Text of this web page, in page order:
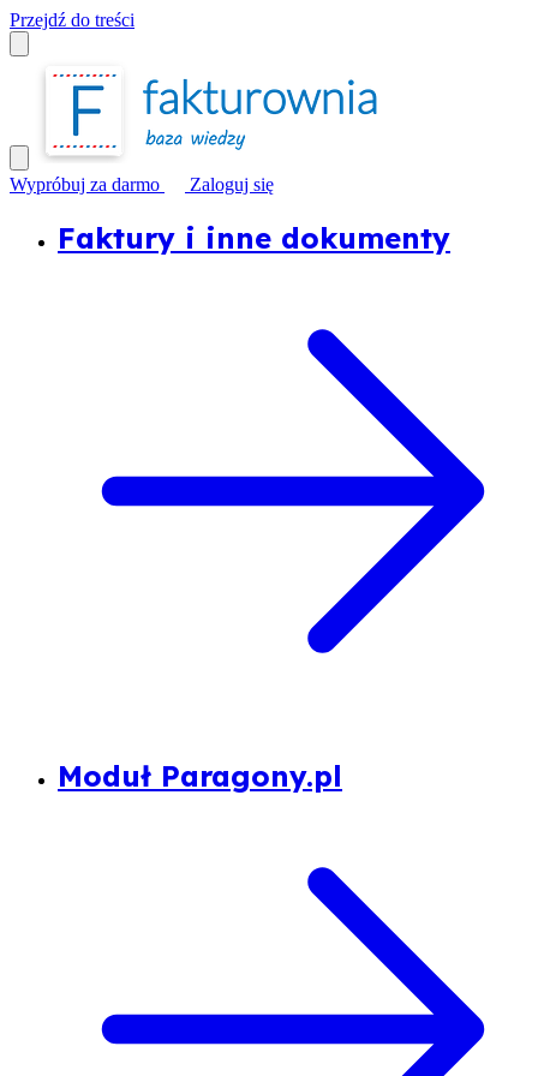
Przejdź do treści
Wypróbuj za darmo Zaloguj się
Faktury i inne dokumenty
Moduł Paragony.pl